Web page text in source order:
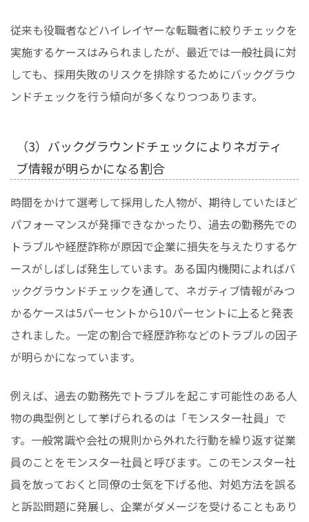
従来も役職者などハイレイヤーな転職者に絞りチェックを
実施するケースはみられましたが、最近では一般社員に対
しても、採用失敗のリスクを排除するためにバックグラウ
ンドチェックを行う傾向が多くなりつつあります。
（3）バックグラウンドチェックによりネガティ
ブ情報が明らかになる割合
時間をかけて選考して採用した人物が、期待していたほど
パフォーマンスが発揮できなかったり、過去の勤務先での
トラブルや経歴詐称が原因で企業に損失を与えたりするケ
ースがしばしば発生しています。ある国内機関によればバ
ックグラウンドチェックを通して、ネガティブ情報がみつ
かるケースは5パーセントから10パーセントに上ると発表
されました。一定の割合で経歴詐称などのトラブルの因子
が明らかになっています。
例えば、過去の勤務先でトラブルを起こす可能性のある人
物の典型例として挙げられるのは「モンスター社員」で
す。一般常識や会社の規則から外れた行動を繰り返す従業
員のことをモンスター社員と呼びます。このモンスター社
員を放っておくと同僚の士気を下げる他、対処方法を誤る
と訴訟問題に発展し、企業がダメージを受けることもあり